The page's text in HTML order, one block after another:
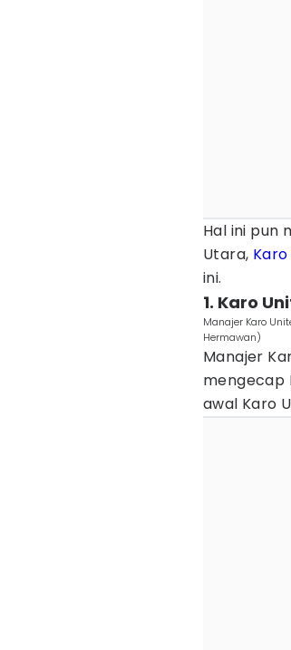
Hal ini pun
Utara,
ini.
1. Karo
Manajer Karo
Hermawan)
Manajer
mengecap
awal Karo